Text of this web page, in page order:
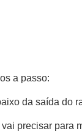
a passo:
da saída do
precisar para